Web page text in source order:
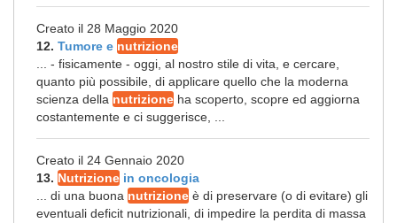
Creato il 28 Maggio 2020
12. Tumore e nutrizione
... - fisicamente - oggi, al nostro stile di vita, e cercare,
quanto più possibile, di applicare quello che la moderna
scienza della nutrizione ha scoperto, scopre ed aggiorna
costantemente e ci suggerisce, ...
Creato il 24 Gennaio 2020
13. Nutrizione in oncologia
... di una buona nutrizione è di preservare (o di evitare) gli
eventuali deficit nutrizionali, di impedire la perdita di massa